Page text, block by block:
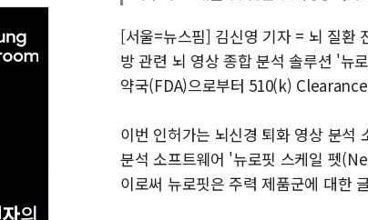
[서울=뉴스핌] 김신영 기자 = 뇌 질환
방 관련 뇌 영상 종합 분석 솔루션 '
약국(FDA)으로부터 510(k)
이번 인허가는 뇌신경 퇴화 영상 분
분석 소프트웨어 '뉴로핏 스케일 펫
이로써 뉴로핏은 주력 제품군에 대한